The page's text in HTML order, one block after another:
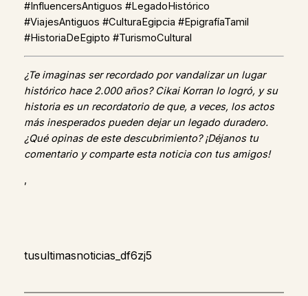
#InfluencersAntiguos #LegadoHistórico
#ViajesAntiguos #CulturaEgipcia #EpigrafíaTamil
#HistoriaDeEgipto #TurismoCultural
¿Te imaginas ser recordado por vandalizar un lugar
histórico hace 2.000 años? Cikai Korran lo logró, y su
historia es un recordatorio de que, a veces, los actos
más inesperados pueden dejar un legado duradero.
¿Qué opinas de este descubrimiento? ¡Déjanos tu
comentario y comparte esta noticia con tus amigos!
,
tusultimasnoticias_df6zj5